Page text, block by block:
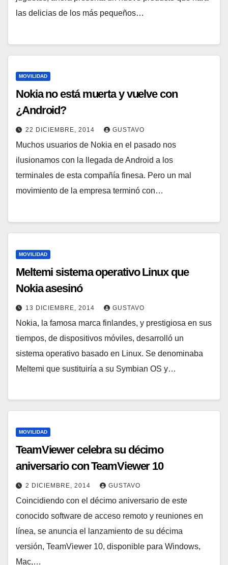
las delicias de los más pequeños…
MOVILIDAD
Nokia no está muerta y vuelve con
¿Android?
22 DICIEMBRE, 2014 GUSTAVO
Muchos usuarios de Nokia en el pasado nos
ilusionamos con la llegada de Android a los
terminales de esta compañía finesa. Pero un mal
movimiento de la empresa terminó con…
MOVILIDAD
Meltemi sistema operativo Linux que
Nokia asesinó
13 DICIEMBRE, 2014 GUSTAVO
Nokia, la famosa marca finlandes, y prestigiosa en sus
tiempos, de dispositivos móviles, desarrolló un
sistema operativo basado en Linux. Se denominaba
Meltemi que sustituiría a su Symbian OS y…
MOVILIDAD
TeamViewer celebra su décimo
aniversario con TeamViewer 10
2 DICIEMBRE, 2014 GUSTAVO
Coincidiendo con el décimo aniversario de este
conocido software de acceso remoto y reuniones en
línea, se anuncia el lanzamiento de su décima
versión, TeamViewer 10, disponible para Windows,
Mac,…